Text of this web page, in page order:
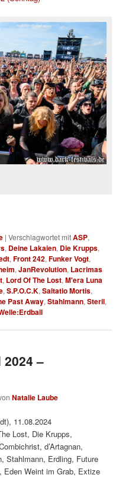
|Verschlagwortet mitASP,
, Deine Lakaien, Die Krupps,
,Front 242,Funker Vogt,
,JanRevolution, Lacrimas
, Lord Of The Lost,M'era Luna
,S.P.O.C.K,Saltatio Mortis,
Past Away,Stahlmann,Steril,
–
Natalie Laube
11.08.2024
Lost, Die Krupps,
d’Artagnan,
Stahlmann, Erdling, Future
Eden Weint im Grab, Extize